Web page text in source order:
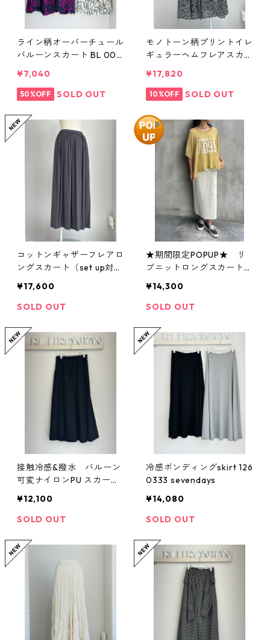
ライン柄オーバーチュール
バルーンスカート BL 000
¥7,040
50%OFF SOLD OUT
モノトーン柄プリントイレ
ギュラーヘムフレアスカー
PASSIONE
¥17,820
10%OFF SOLD OUT
コットンギャザーフレアロ
ングスカート（set up対
¥17,600
SOLD OUT
★期間限定POPUP★ リ
ブニットロングスカート
¥14,300
SOLD OUT
接触冷感&撥水 バルーン
可変ナイロンPU スカート
25 Dignité collier
¥12,100
SOLD OUT
冷感ボンディングskirt 126
0333 sevendays
¥14,080
SOLD OUT